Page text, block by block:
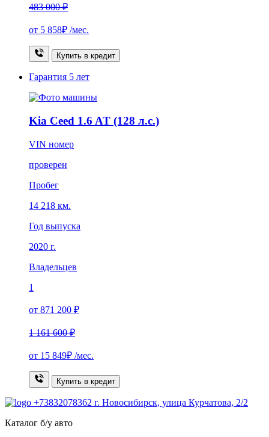
483 000 ₽
от 5 858₽ /мес.
Купить в кредит
Гарантия 5 лет
Kia Ceed 1.6 AT (128 л.с.)
VIN номер
проверен
Пробег
14 218 км.
Год выпуска
2020 г.
Владельцев
1
от 871 200 ₽
1 161 600 ₽
от 15 849₽ /мес.
Купить в кредит
+73832078362 г. Новосибирск, улица Курчатова, 2/2
Каталог б/у авто